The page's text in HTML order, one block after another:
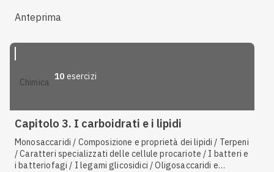
Anteprima
chimica
10 esercizi
Capitolo 3. I carboidrati e i lipidi
Monosaccaridi / Composizione e proprietà dei lipidi / Terpeni
/ Caratteri specializzati delle cellule procariote / I batteri e
i batteriofagi / I legami glicosidici / Oligosaccaridi e